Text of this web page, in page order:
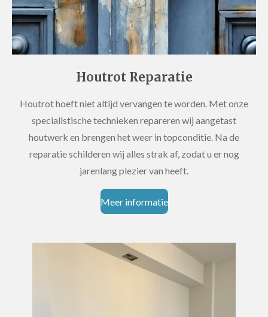
Houtrot Reparatie
Houtrot hoeft niet altijd vervangen te worden. Met onze
specialistische technieken repareren wij aangetast
houtwerk en brengen het weer in topconditie. Na de
reparatie schilderen wij alles strak af, zodat u er nog
jarenlang plezier van heeft.
Meer informatie